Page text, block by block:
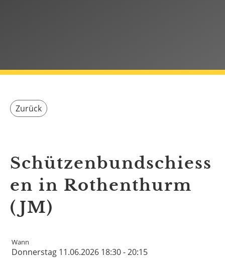
Zurück
Schützenbundschiess
en in Rothenthurm
(JM)
Wann
Donnerstag 11.06.2026 18:30 - 20:15